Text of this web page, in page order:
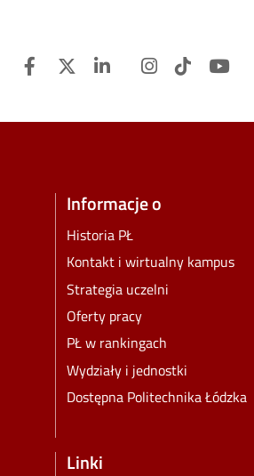
Facebook
Twitter LinkedinInstagram
TiTok
Informacje o
Historia PŁ
Kontakt i wirtualny kampus
Strategia uczelni
Oferty pracy
PŁ w rankingach
Wydziały i jednostki
Dostępna Politechnika Łódzka
Linki